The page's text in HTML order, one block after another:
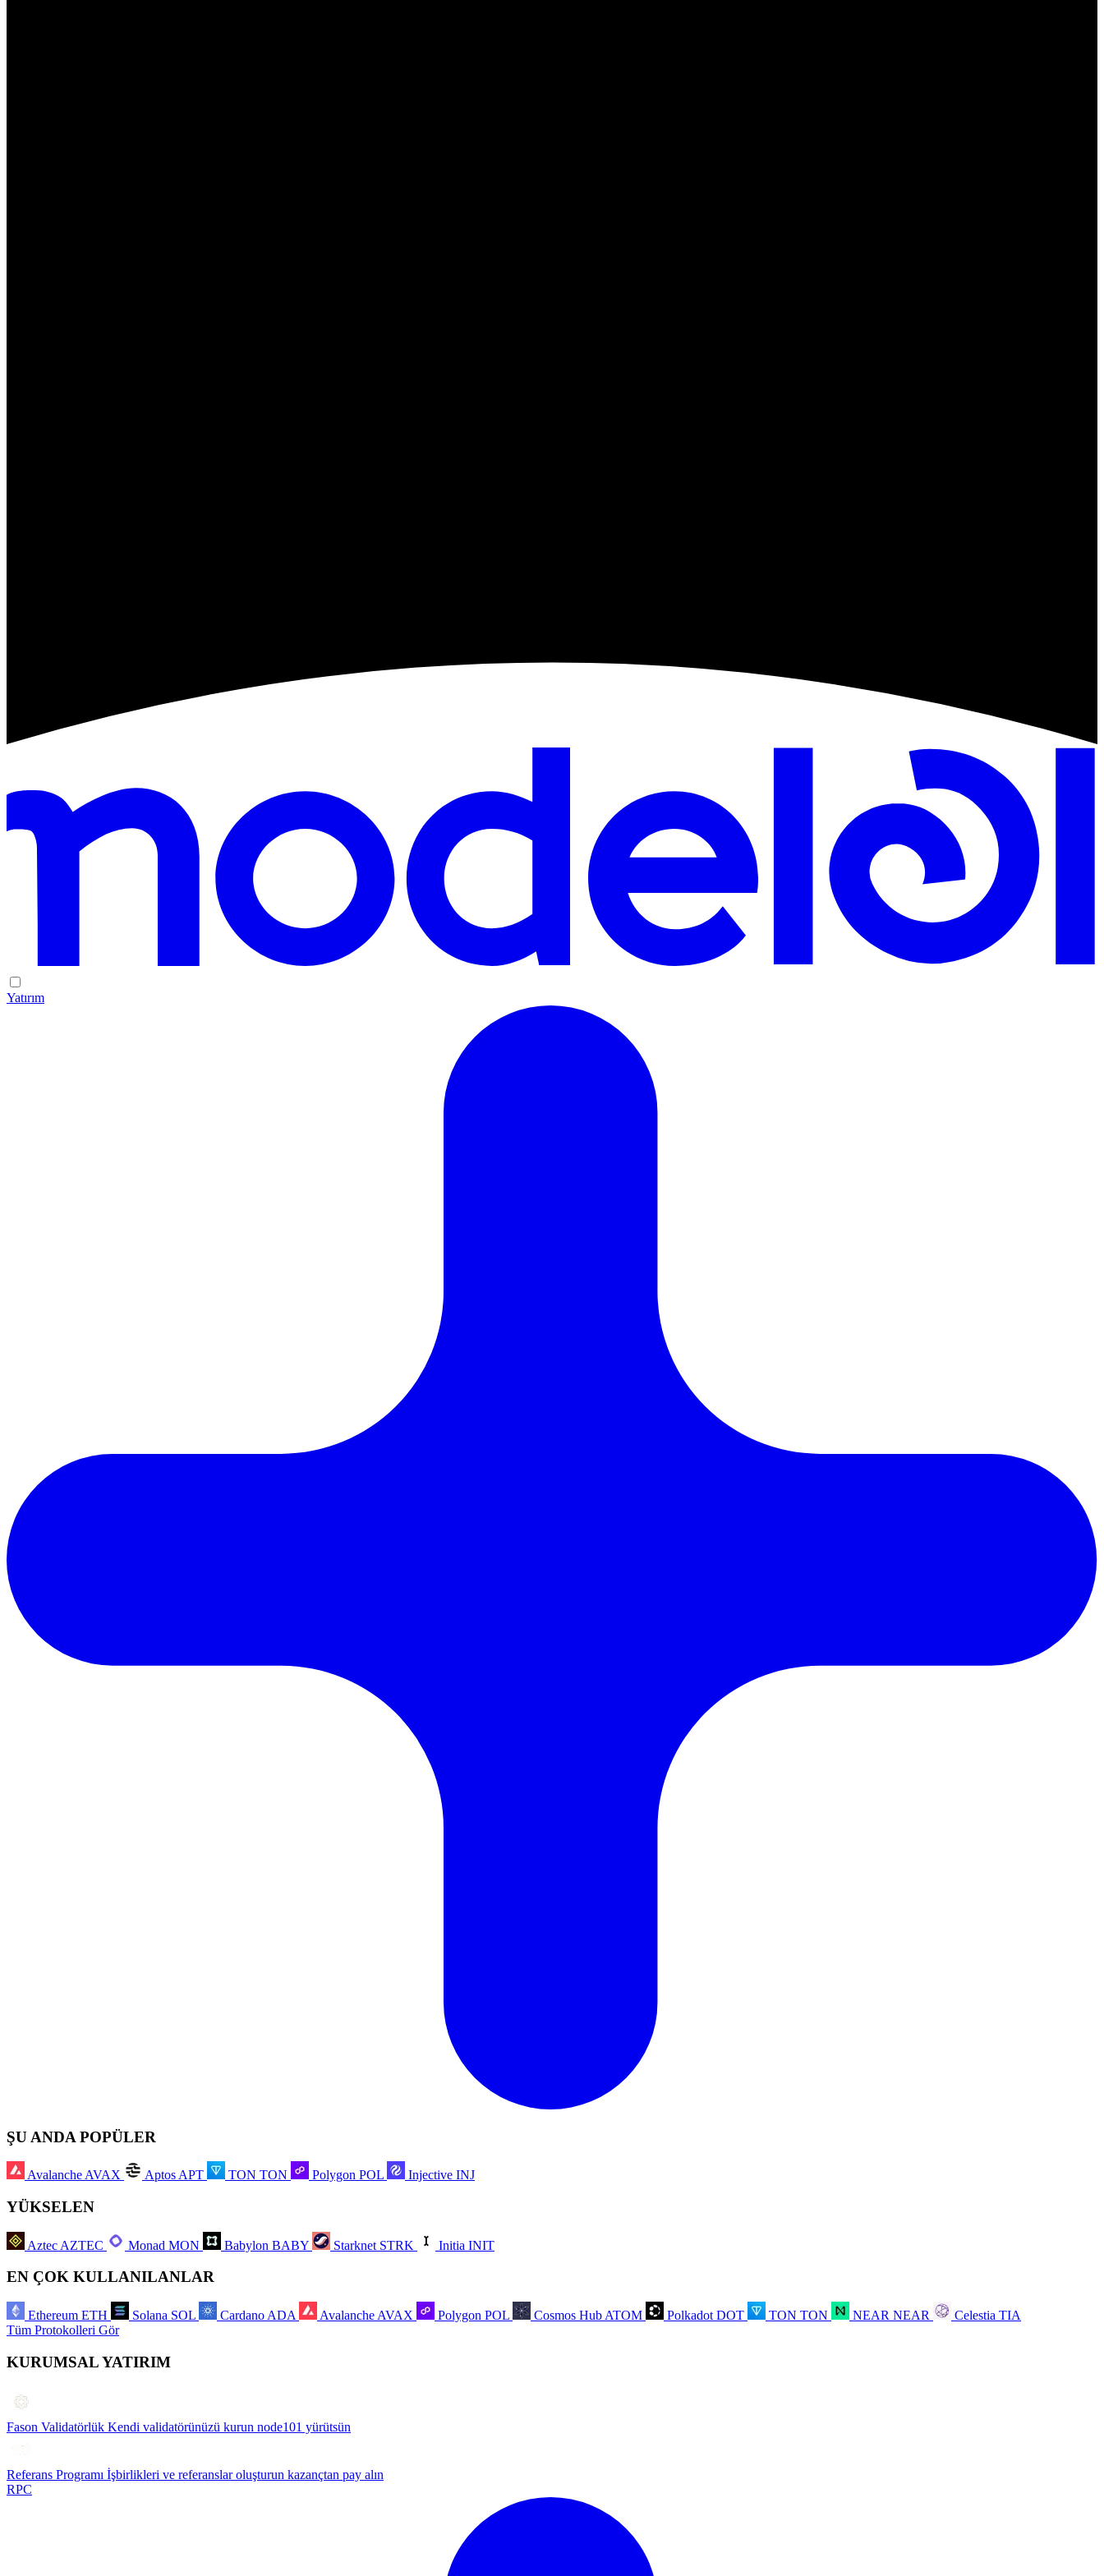
Yatırım
ŞU ANDA POPÜLER
Avalanche AVAX Aptos APT TON TON Polygon POL Injective INJ
YÜKSELEN
Aztec AZTEC Monad MON Babylon BABY Starknet STRK Initia INIT
EN ÇOK KULLANILANLAR
Ethereum ETH Solana SOL Cardano ADA Avalanche AVAX Polygon POL Cosmos Hub ATOM Polkadot DOT TON TON NEAR NEAR Celestia TIA
Tüm Protokolleri Gör
KURUMSAL YATIRIM
Fason Validatörlük Kendi validatörünüzü kurun node101 yürütsün
Referans Programı İşbirlikleri ve referanslar oluşturun kazançtan pay alın
RPC